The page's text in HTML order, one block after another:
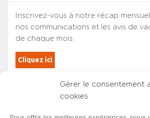
Gérer le consentement
cookies
Inscrivez-vous à notre récap
nos communications et les avis de
de chaque mois.
Cliquez ici
Les adhérents du SYNCASS-CFDT
sont automatiquement inscrits.